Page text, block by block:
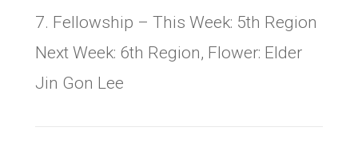
7. Fellowship – This Week: 5th Region
Next Week: 6th Region, Flower: Elder
Jin Gon Lee